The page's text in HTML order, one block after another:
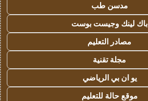
مدسن طب
باك لينك وجيست بوست
مصادر التعليم
مجلة تقنية
يو ان بي الرياضي
موقع حالة للتعليم